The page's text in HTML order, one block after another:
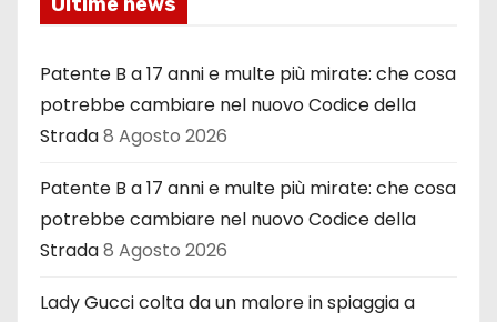
Patente B a 17 anni e multe più mirate: che cosa
potrebbe cambiare nel nuovo Codice della
Strada8 Agosto 2026
Patente B a 17 anni e multe più mirate: che cosa
potrebbe cambiare nel nuovo Codice della
Strada8 Agosto 2026
Lady Gucci colta da un malore in spiaggia a